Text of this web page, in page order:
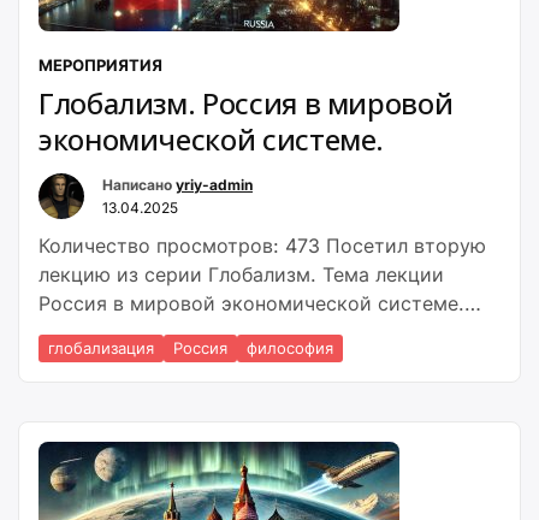
МЕРОПРИЯТИЯ
Глобализм. Россия в мировой
экономической системе.
Написано yriy-admin
13.04.2025
Количество просмотров: 473 Посетил вторую
лекцию из серии Глобализм. Тема лекции
Россия в мировой экономической системе.
Лекция тоже очень познавательная. Лектор:
кандидат философских наук Дмитрий
глобализация Россия философия